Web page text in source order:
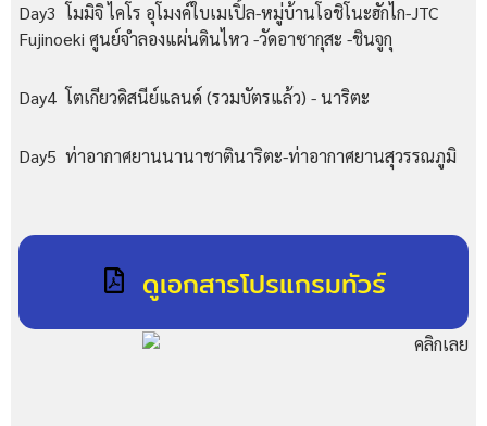
Day3 โมมิจิ ไคโร อุโมงค์ใบเมเปิ้ล-หมู่บ้านโอชิโนะฮักไก-JTC
Fujinoeki ศูนย์จำลองแผ่นดินไหว -วัดอาซากุสะ -ชินจูกุ
Day4 โตเกียวดิสนีย์แลนด์ (รวมบัตรแล้ว) - นาริตะ
Day5 ท่าอากาศยานนานาชาตินาริตะ-ท่าอากาศยานสุวรรณภูมิ
ดูเอกสารโปรแกรมทัวร์